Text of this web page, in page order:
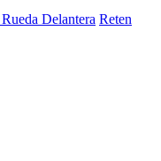
Delantera Reten